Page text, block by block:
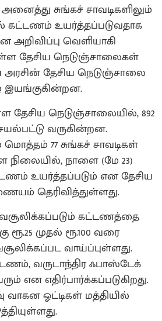
சுங்கச் சாவடிகளிலும்
கட்டணம் உயர்த்தப்படுவதாக
அறிவிப்பு வெளியாகி
தேசிய நெடுஞ்சாலைகள்
தேசிய நெடுஞ்சாலை
தேசிய நெடுஞ்சாலையில், 892
வருகின்றன.
மொத்தம் 77 சுங்கச் சாவடிகள்
நிலையில், நாளை (மே 23)
உயர்த்தப்படும் என தேசிய
தெரிவித்துள்ளது.
கட்டணத்தை
முதல் ரூ.100 வரை
வாய்ப்புள்ளது.
வருடாந்திர ஃபாஸ்டேக்
என எதிர்பார்க்கப்படுகிறது.
ஓட்டிகள் மத்தியில்